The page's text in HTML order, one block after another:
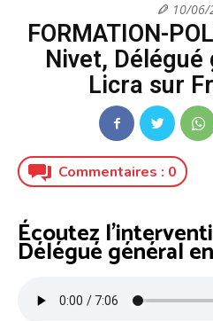
Antiraciste
1927
10/06/
FORMATION-
Nivet,
Licra sur
Commentaires : 0
Écoutez
Délégué général